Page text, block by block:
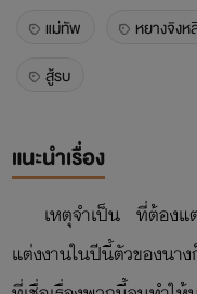
แม่ทัพ หยางจิงห
สู้รบ
แนะนำเรื่อง
เหตุจำเป็น ที่ต้องแ
แต่งงานในปีนี้ตัวของนา